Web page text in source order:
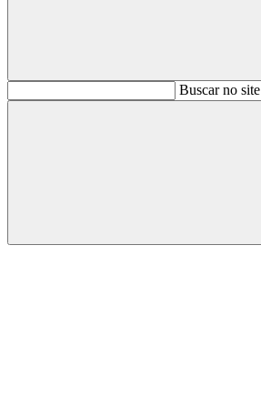
BuscarBuscar no site
Buscar